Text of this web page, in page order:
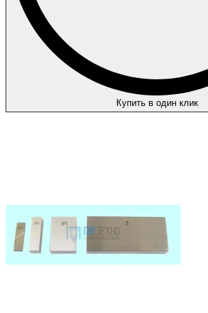
Купить в один клик